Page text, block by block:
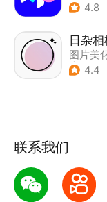
4.8
日杂相
图片美
| 拼图/
4.4
联系我们